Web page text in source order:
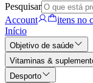
Pesquisar
Account
itens no
Início
Objetivo de saúde
Vitaminas &
Desporto